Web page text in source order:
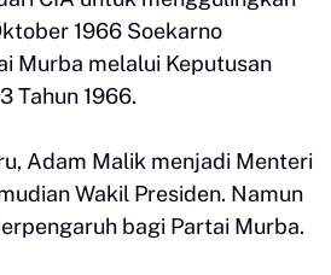
1966 Soekarno
Murba melalui Keputusan
Tahun 1966.
Adam Malik menjadi Menteri
Wakil Presiden. Namun
bagi Partai Murba.